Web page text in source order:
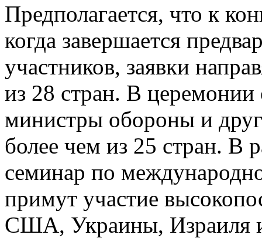
Предполагается, что к
когда завершается
участников, заявки
из 28 стран. В
министры обороны и
более чем из 25 стран. В
семинар по
примут участие
США, Украины, Израиля